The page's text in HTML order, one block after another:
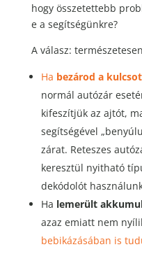
hogy összetettebb
e a segítségünkre?
A válasz:
Ha bezárod a kulcsot
normál autózár
kifeszítjük az ajtót,
segítségével
zárat. Reteszes
keresztül nyitható
dekódolót
Ha lemerült
azaz emiatt nem
bebikázásában is